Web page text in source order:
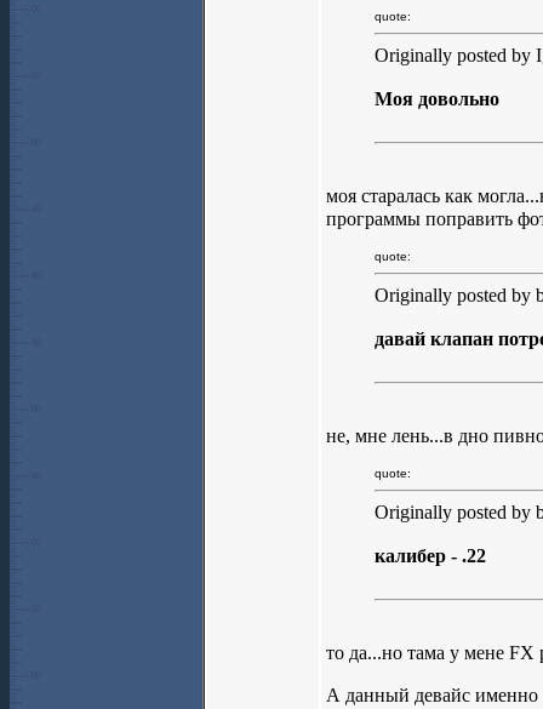
quote:
Originally posted by
Моя довольно
моя старалась как
программы поправить
quote:
Originally posted by
давай клапан
не, мне лень...в дно
quote:
Originally posted by
калибер - .22
то да...но тама у мене FX
А данный девайс именно